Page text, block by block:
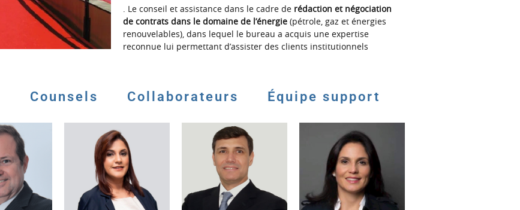
. Le conseil et assistance dans le cadre de rédaction et négociation
de contrats dans le domaine de l’énergie (pétrole, gaz et énergies
renouvelables), dans lequel le bureau a acquis une expertise
reconnue lui permettant d’assister des clients institutionnels
Counsels Collaborateurs Équipe support